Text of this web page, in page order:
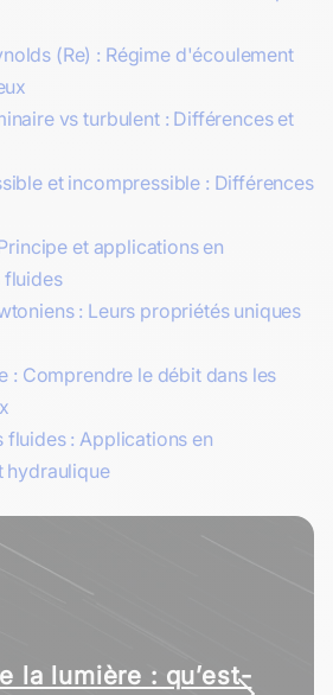
(Re) : Régime d'écoulement
vs turbulent : Différences et
et incompressible : Différences
et applications en
fluides
: Leurs propriétés uniques
: Comprendre le débit dans les
fluides : Applications en
hydraulique
la lumière : qu’est-